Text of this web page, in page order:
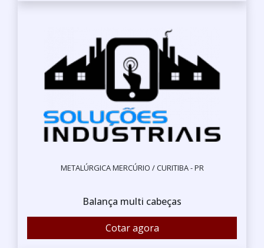
METALÚRGICA MERCÚRIO / CURITIBA - PR
Balança multi cabeças
Cotar agora